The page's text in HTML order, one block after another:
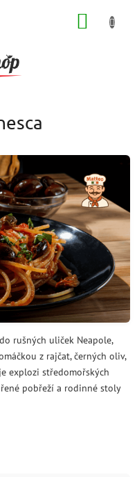
rušných uliček Neapole,
z rajčat, černých oliv,
explozi středomořských
pobřeží a rodinné stoly